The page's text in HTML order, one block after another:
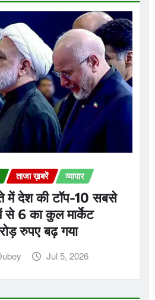
ताजा ख़बरें व्यापार
में देश की टॉप-10 सबसे
से 6 का कुल मार्केट
रुपए बढ़ गया
Jul 5, 2026